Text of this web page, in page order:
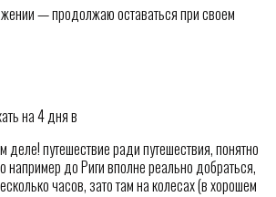
— продолжаю оставаться при своем
деле! путешествие ради путешествия, понятно
например до Риги вполне реально добраться,
часов, зато там на колесах (в хорошем